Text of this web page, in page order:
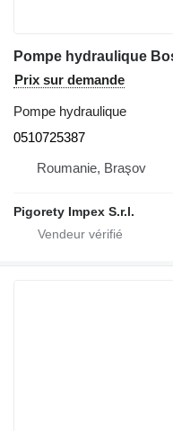
Prix sur demande
Pompe hydraulique
0510725387
Roumanie, Braşov
Pigorety Impex S.r.l.